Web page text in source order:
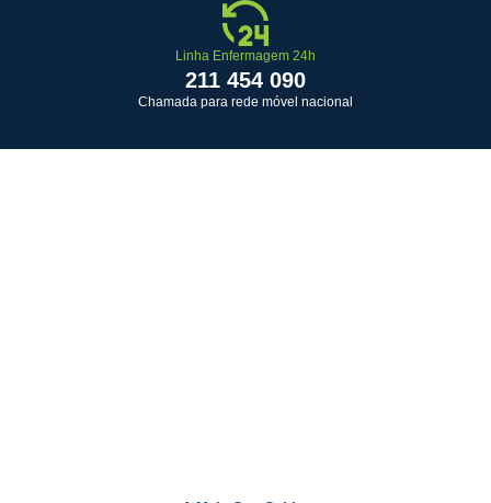
Linha Enfermagem 24h
211 454 090
Chamada para rede móvel nacional